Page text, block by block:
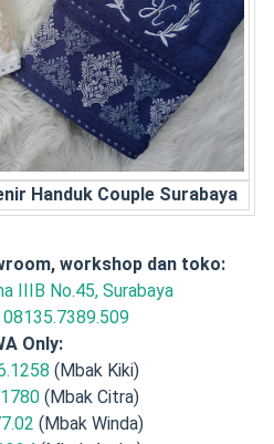
Handuk Couple Surabaya
workshop dan toko:
IIIB No.45, Surabaya
08135.7389.509
Only:
(Mbak Kiki)
(Mbak Citra)
(Mbak Winda)